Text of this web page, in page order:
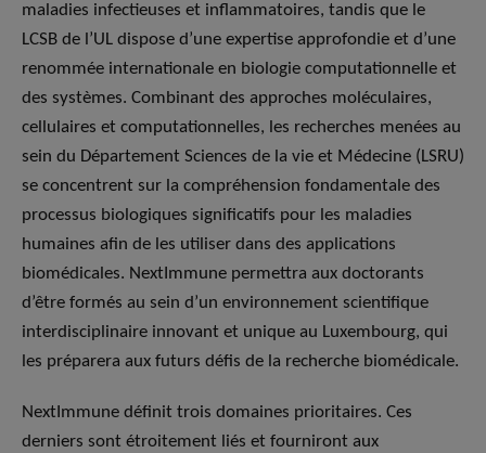
maladies infectieuses et inflammatoires, tandis que le
LCSB de l’UL dispose d’une expertise approfondie et d’une
renommée internationale en biologie computationnelle et
des systèmes. Combinant des approches moléculaires,
cellulaires et computationnelles, les recherches menées au
sein du Département Sciences de la vie et Médecine (LSRU)
se concentrent sur la compréhension fondamentale des
processus biologiques significatifs pour les maladies
humaines afin de les utiliser dans des applications
biomédicales. NextImmune permettra aux doctorants
d’être formés au sein d’un environnement scientifique
interdisciplinaire innovant et unique au Luxembourg, qui
les préparera aux futurs défis de la recherche biomédicale.
NextImmune définit trois domaines prioritaires. Ces
derniers sont étroitement liés et fourniront aux